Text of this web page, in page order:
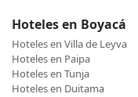
Hoteles en Boyacá
Hoteles en Villa de Leyva
Hoteles en Paipa
Hoteles en Tunja
Hoteles en Duitama